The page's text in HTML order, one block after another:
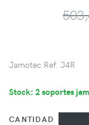
Jamotec Ref. J4R
Stock: 2 soportes
CANTIDAD